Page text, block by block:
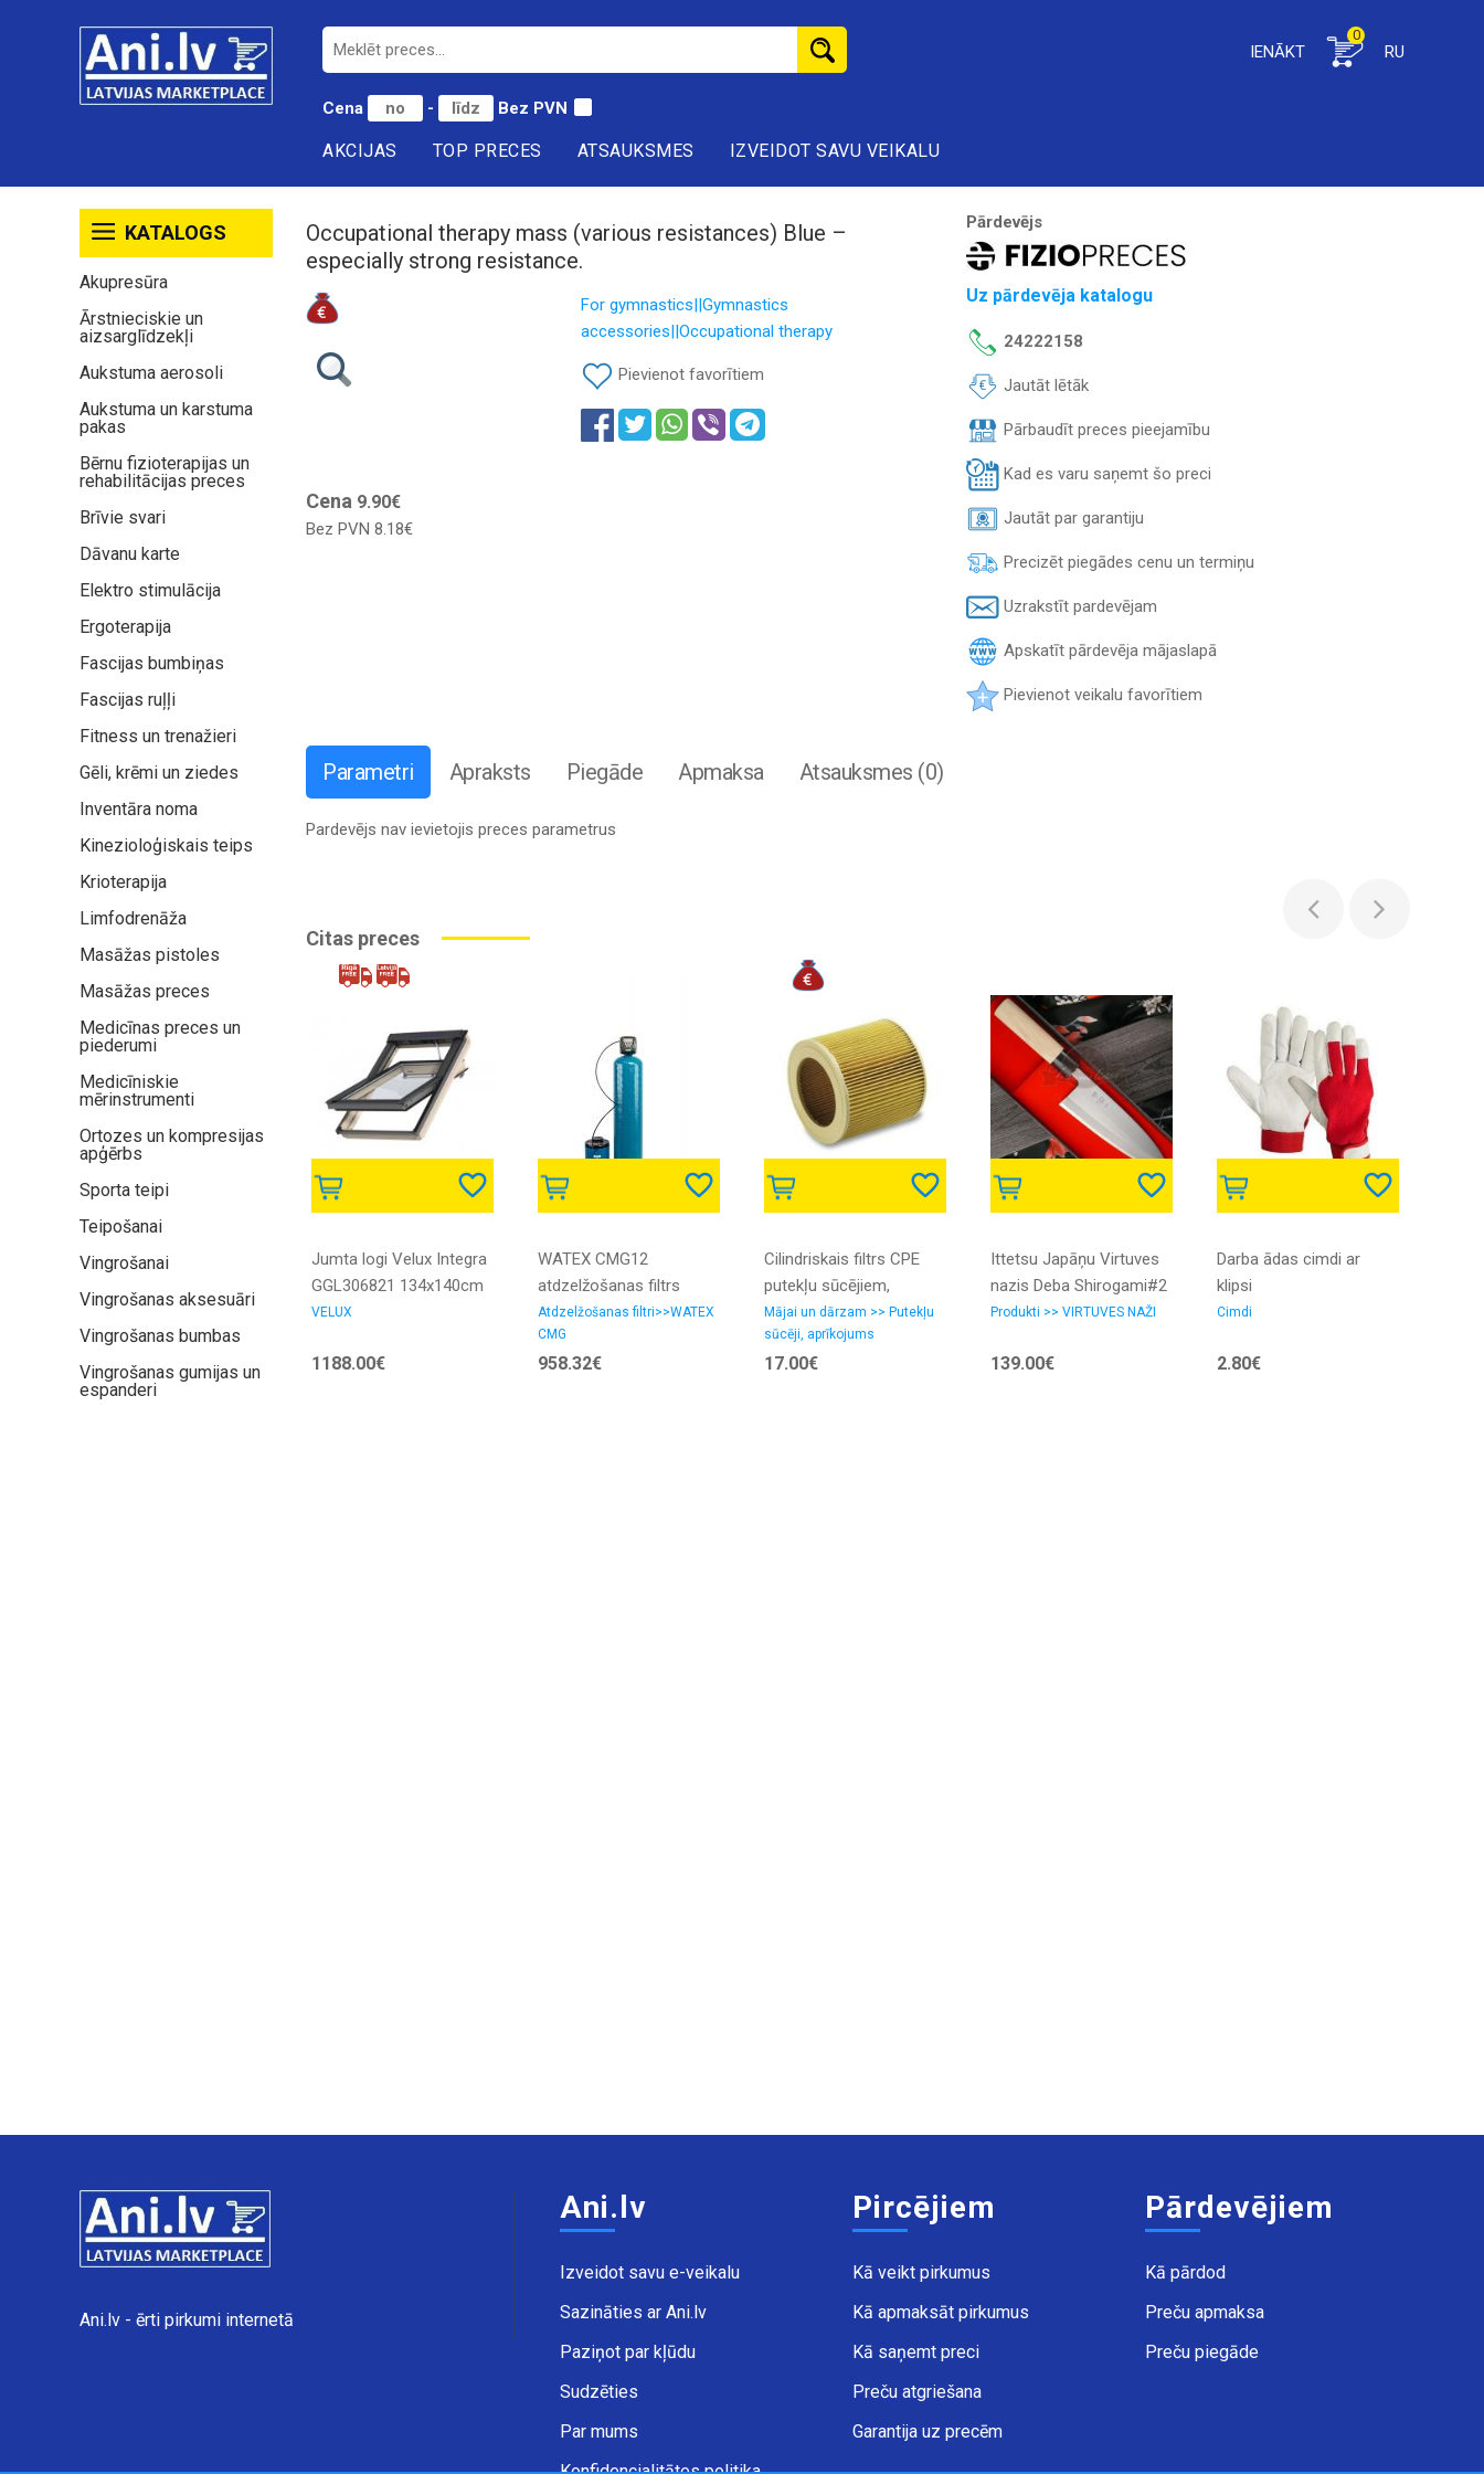
Cena - Bez PVN
IENĀKT
0
RU
AKCIJAS TOP PRECES ATSAUKSMES IZVEIDOT SAVU VEIKALU
KATALOGS
Akupresūra
Ārstnieciskie un
aizsarglīdzekļi
Aukstuma aerosoli
Aukstuma un karstuma
pakas
Bērnu fizioterapijas un
rehabilitācijas preces
Brīvie svari
Dāvanu karte
Elektro stimulācija
Ergoterapija
Fascijas bumbiņas
Fascijas ruļļi
Fitness un trenažieri
Gēli, krēmi un ziedes
Inventāra noma
Kinezioloģiskais teips
Krioterapija
Limfodrenāža
Masāžas pistoles
Masāžas preces
Medicīnas preces un
piederumi
Medicīniskie
mērinstrumenti
Ortozes un kompresijas
apģērbs
Sporta teipi
Teipošanai
Vingrošanai
Vingrošanas aksesuāri
Vingrošanas bumbas
Vingrošanas gumijas un
espanderi
Occupational therapy mass (various resistances) Blue –
especially strong resistance.
For gymnastics||Gymnastics
accessories||Occupational therapy
Pievienot favorītiem
Cena 9.90€
Bez PVN 8.18€
Pārdevējs
Uz pārdevēja katalogu
24222158
Jautāt lētāk
Pārbaudīt preces pieejamību
Kad es varu saņemt šo preci
Jautāt par garantiju
Precizēt piegādes cenu un termiņu
Uzrakstīt pardevējam
Apskatīt pārdevēja mājaslapā
Pievienot veikalu favorītiem
Parametri Apraksts Piegāde Apmaksa Atsauksmes (0)
Pardevējs nav ievietojis preces parametrus
Citas preces
Jumta logi Velux Integra
GGL306821 134x140cm
VELUX
1188.00€
WATEX CMG12
atdzelžošanas filtrs
Atdzelžošanas filtri>>WATEX
CMG
958.32€
Cilindriskais filtrs CPE
putekļu sūcējiem,
Kärcher
Mājai un dārzam >> Putekļu
sūcēji, aprīkojums
17.00€
Ittetsu Japāņu Virtuves
nazis Deba Shirogami#2
180mm
Produkti >> VIRTUVES NAŽI
139.00€
Darba ādas cimdi ar
klipsi
Cimdi
2.80€
Ani.lv - ērti pirkumi internetā
Ani.lv
Izveidot savu e-veikalu
Sazināties ar Ani.lv
Paziņot par kļūdu
Sudzēties
Par mums
Pircējiem
Kā veikt pirkumus
Kā apmaksāt pirkumus
Kā saņemt preci
Preču atgriešana
Garantija uz precēm
Pārdevējiem
Kā pārdod
Preču apmaksa
Preču piegāde